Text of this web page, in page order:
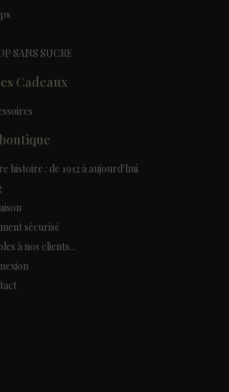
SANS SUCRE
Cadeaux
histoire : de 1912 à aujourd'hui
sécurisé
à nos clients...